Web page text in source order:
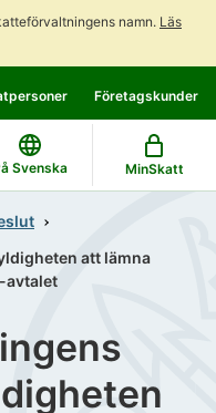
namn. Läs
Företagskunder
Svenska MinSkatt
att lämna
avtalet